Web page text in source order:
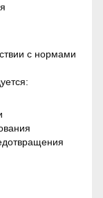
с нормами